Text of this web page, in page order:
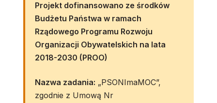
Projekt dofinansowano ze środków
Budżetu Państwa w ramach
Rządowego Programu Rozwoju
Organizacji Obywatelskich na lata
2018-2030 (PROO)
Nazwa zadania: „PSONImaMOC”,
zgodnie z Umową Nr